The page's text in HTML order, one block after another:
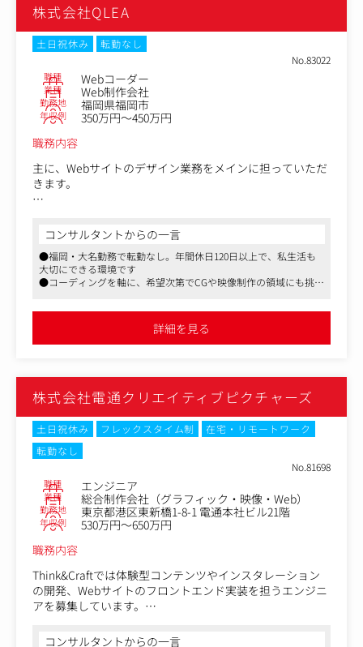
ングプロジェクトの出口のひとつとして、Webサイトのリ
ニューアルを手がける中、依頼の枠を超えた打ち手をエン
ジニアから提案しました。
└クライアントの事業状況を把握し、依頼には含まれてい
なかった課題領域を発見
現場負荷・店舗ごとの差異・ブランド体験との整合性を横
断的に整理し、モバイルオーダーの体験構造を設計
└予算別の複数パターンをプロトタイプとして制作し、技
術・体験・運用それぞれの論点を可視化してクライアント
へ提案
・社外のクライアントとコミュニケーションすることはあ
まりありません。
・大手有名クライアントの制作物に多く携われるため、大
きな成長を実感できます。
・色々な職種、個性的な社員が多数いるため、刺激的な環
境で仕事ができます。
・新しい技術の使用やAIの活用は積極的に行うことができ
ます。
株式会社QLEA
土日祝休み
転勤なし
No.83022
職種 Webコーダー
業種 Web制作会社
勤務地 福岡県福岡市
年収例
350万円～450万円
職務内容
主に、Webサイトのデザイン業務をメインに担っていただ
きます。
パー自社サイト等）が多く、それ以外の病院、IT、ホテ
ル、社団法人関連等もあります。
社内にはWebコーダーも在籍しておりますので、デザイン
が中心で携わっていただける環境です。
コンサルタントからの一言
●福岡・大名勤務で転勤なし。年間休日120日以上で、私生活も
大切にできる環境です
●コーディングを軸に、希望次第でCGや映像制作の領域にも挑戦
詳細を見る
株式会社電通クリエイティブピクチャーズ
土日祝休み フレックスタイム制
在宅・リモートワーク
転勤なし
No.81698
職種 エンジニア
業種 総合制作会社（グラフィック・映像・Web）
勤務地 東京都港区東新橋1-8-1 電通本社ビル21階
年収例
530万円～650万円
職務内容
Think&Craftでは体験型コンテンツやインスタレーション
の開発、Webサイトのフロントエンド実装を担うエンジニ
アを募集しています。
単なるWeb制作にとどまらず、最新の技術や表現を積極的
コンサルタントからの一言